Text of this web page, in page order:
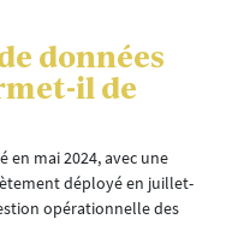
données
il de
en mai 2024, avec une
déployé en juillet-
opérationnelle des